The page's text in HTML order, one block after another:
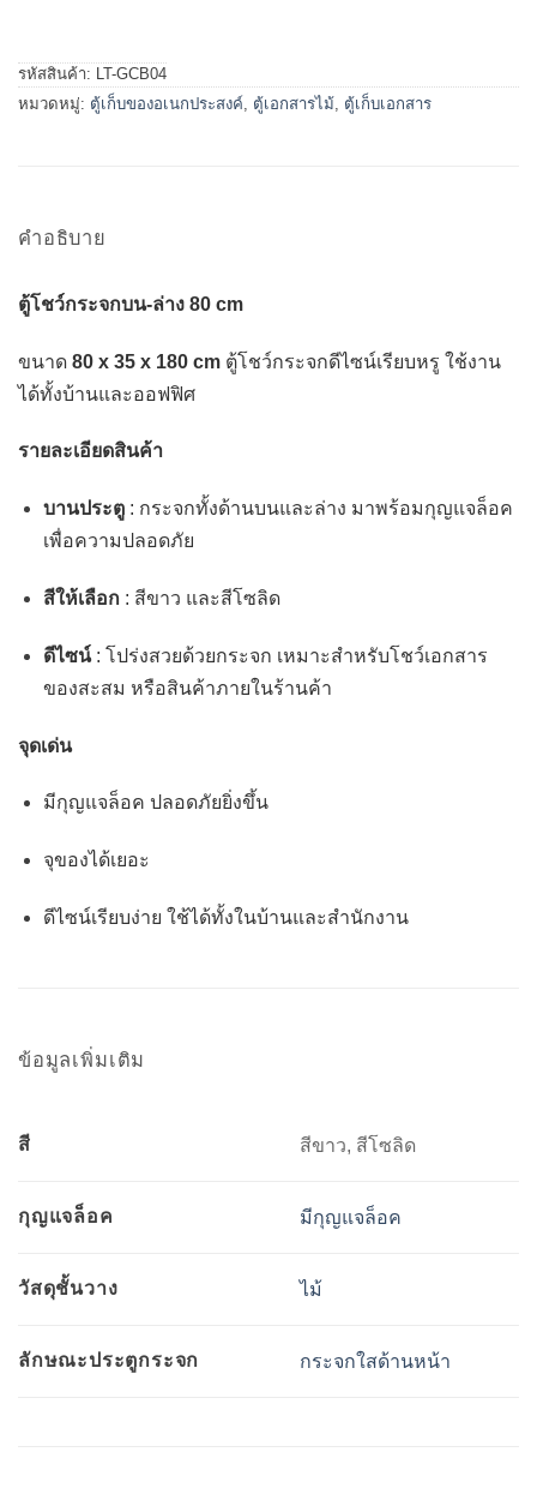
รหัสสินค้า: LT-GCB04
หมวดหมู่: ตู้เก็บของอเนกประสงค์ ตู้เอกสารไม้ ตู้เก็บเอกสาร
คำอธิบาย
ตู้โชว์กระจกบน-ล่าง 80 cm
ขนาด 80 x 35 x 180 cm ตู้โชว์กระจกดีไซน์เรียบหรู ใช้งาน
ได้ทั้งบ้านและออฟฟิศ
รายละเอียดสินค้า
บานประตู: กระจกทั้งด้านบนและล่าง มาพร้อมกุญแจล็อค
เพื่อความปลอดภัย
สีให้เลือก : สีขาว และสีโซลิด
ดีไซน์: โปร่งสวยด้วยกระจก เหมาะสำหรับโชว์เอกสาร
ของสะสม หรือสินค้าภายในร้านค้า
จุดเด่น
มีกุญแจล็อค ปลอดภัยยิ่งขึ้น
จุของได้เยอะ
ดีไซน์เรียบง่าย ใช้ได้ทั้งในบ้านและสำนักงาน
ข้อมูลเพิ่มเติม
สี สีขาว, สีโซลิด
กุญแจล็อค มีกุญแจล็อค
วัสดุชั้นวาง ไม้
ลักษณะประตูกระจก กระจกใสด้านหน้า